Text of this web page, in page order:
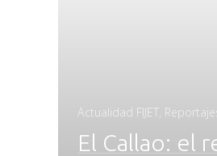
Actualidad FIJET,
El Callao: el